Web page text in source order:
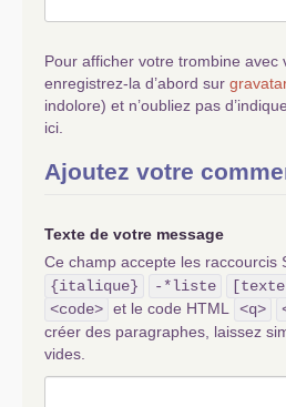
Pour afficher votre trombine avec
enregistrez-la d’abord sur
indolore) et n’oubliez pas
ici.
Ajoutez votre
Texte de votre message
Ce champ accepte les raccourcis
{italique}
-*liste
<code> et le code HTML <q>
créer des paragraphes, laissez
vides.